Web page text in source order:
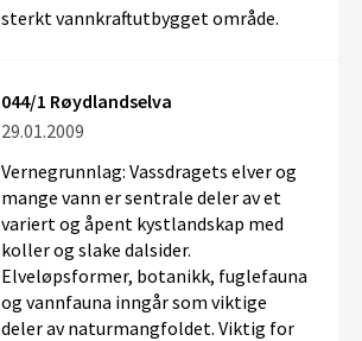
sterkt vannkraftutbygget område.
044/1 Røydlandselva
29.01.2009
Vernegrunnlag: Vassdragets elver og
mange vann er sentrale deler av et
variert og åpent kystlandskap med
koller og slake dalsider.
Elveløpsformer, botanikk, fuglefauna
og vannfauna inngår som viktige
deler av naturmangfoldet. Viktig for